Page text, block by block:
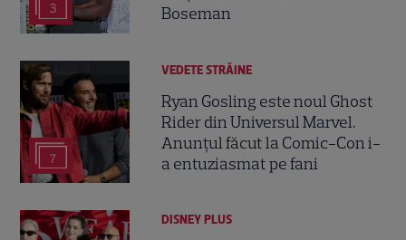
3
Boseman
7
VEDETE STRĂINE
Ryan Gosling este noul Ghost
Rider din Universul Marvel.
Anunțul făcut la Comic-Con i-
a entuziasmat pe fani
DISNEY PLUS